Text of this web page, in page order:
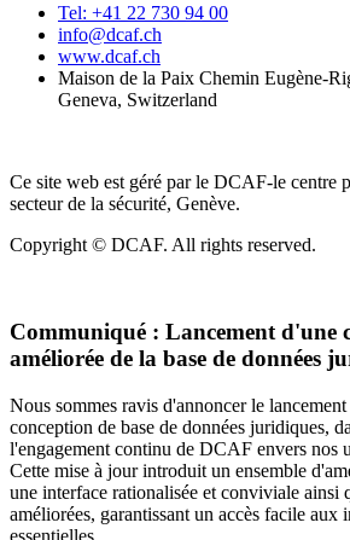
Tel: +41 22 730 94 00
info@dcaf.ch
www.dcaf.ch
Maison de la Paix Chemin Eugène-
Geneva, Switzerland
Ce site web est géré par le DCAF-le centre
secteur de la sécurité, Genève.
Copyright © DCAF. All rights reserved.
Communiqué : Lancement d'une
améliorée de la base de données
Nous sommes ravis d'annoncer le
conception de base de données juridiques,
l'engagement continu de DCAF envers nos
Cette mise à jour introduit un ensemble
une interface rationalisée et conviviale ainsi
améliorées, garantissant un accès facile aux